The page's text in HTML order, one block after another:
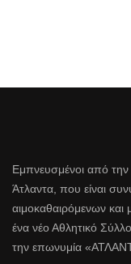
Εμπνευσμένοι από την
Άτλαντα, που είναι
αιμοκαθαιρόμενων
ένα νέο Αθλητικό
την επωνυμία